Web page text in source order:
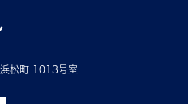
松町 1013号室